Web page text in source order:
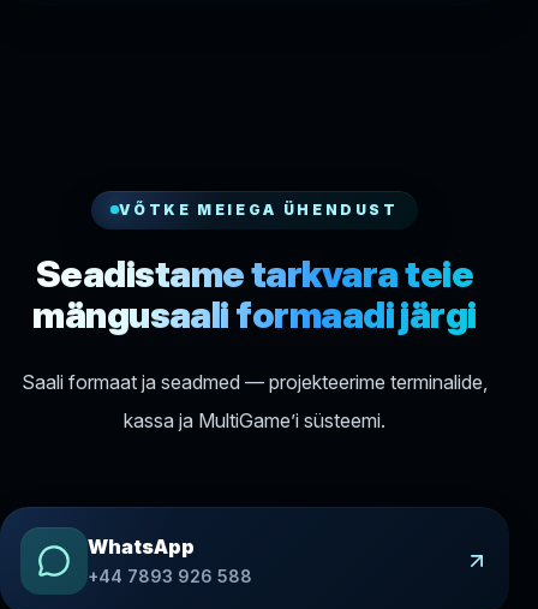
VÕTKE MEIEGA ÜHENDUST
Seadistame tarkvara teie
mängusaali formaadi järgi
Saali formaat ja seadmed — projekteerime terminalide,
kassa ja MultiGame’i süsteemi.
WhatsApp
+44 7893 926 588